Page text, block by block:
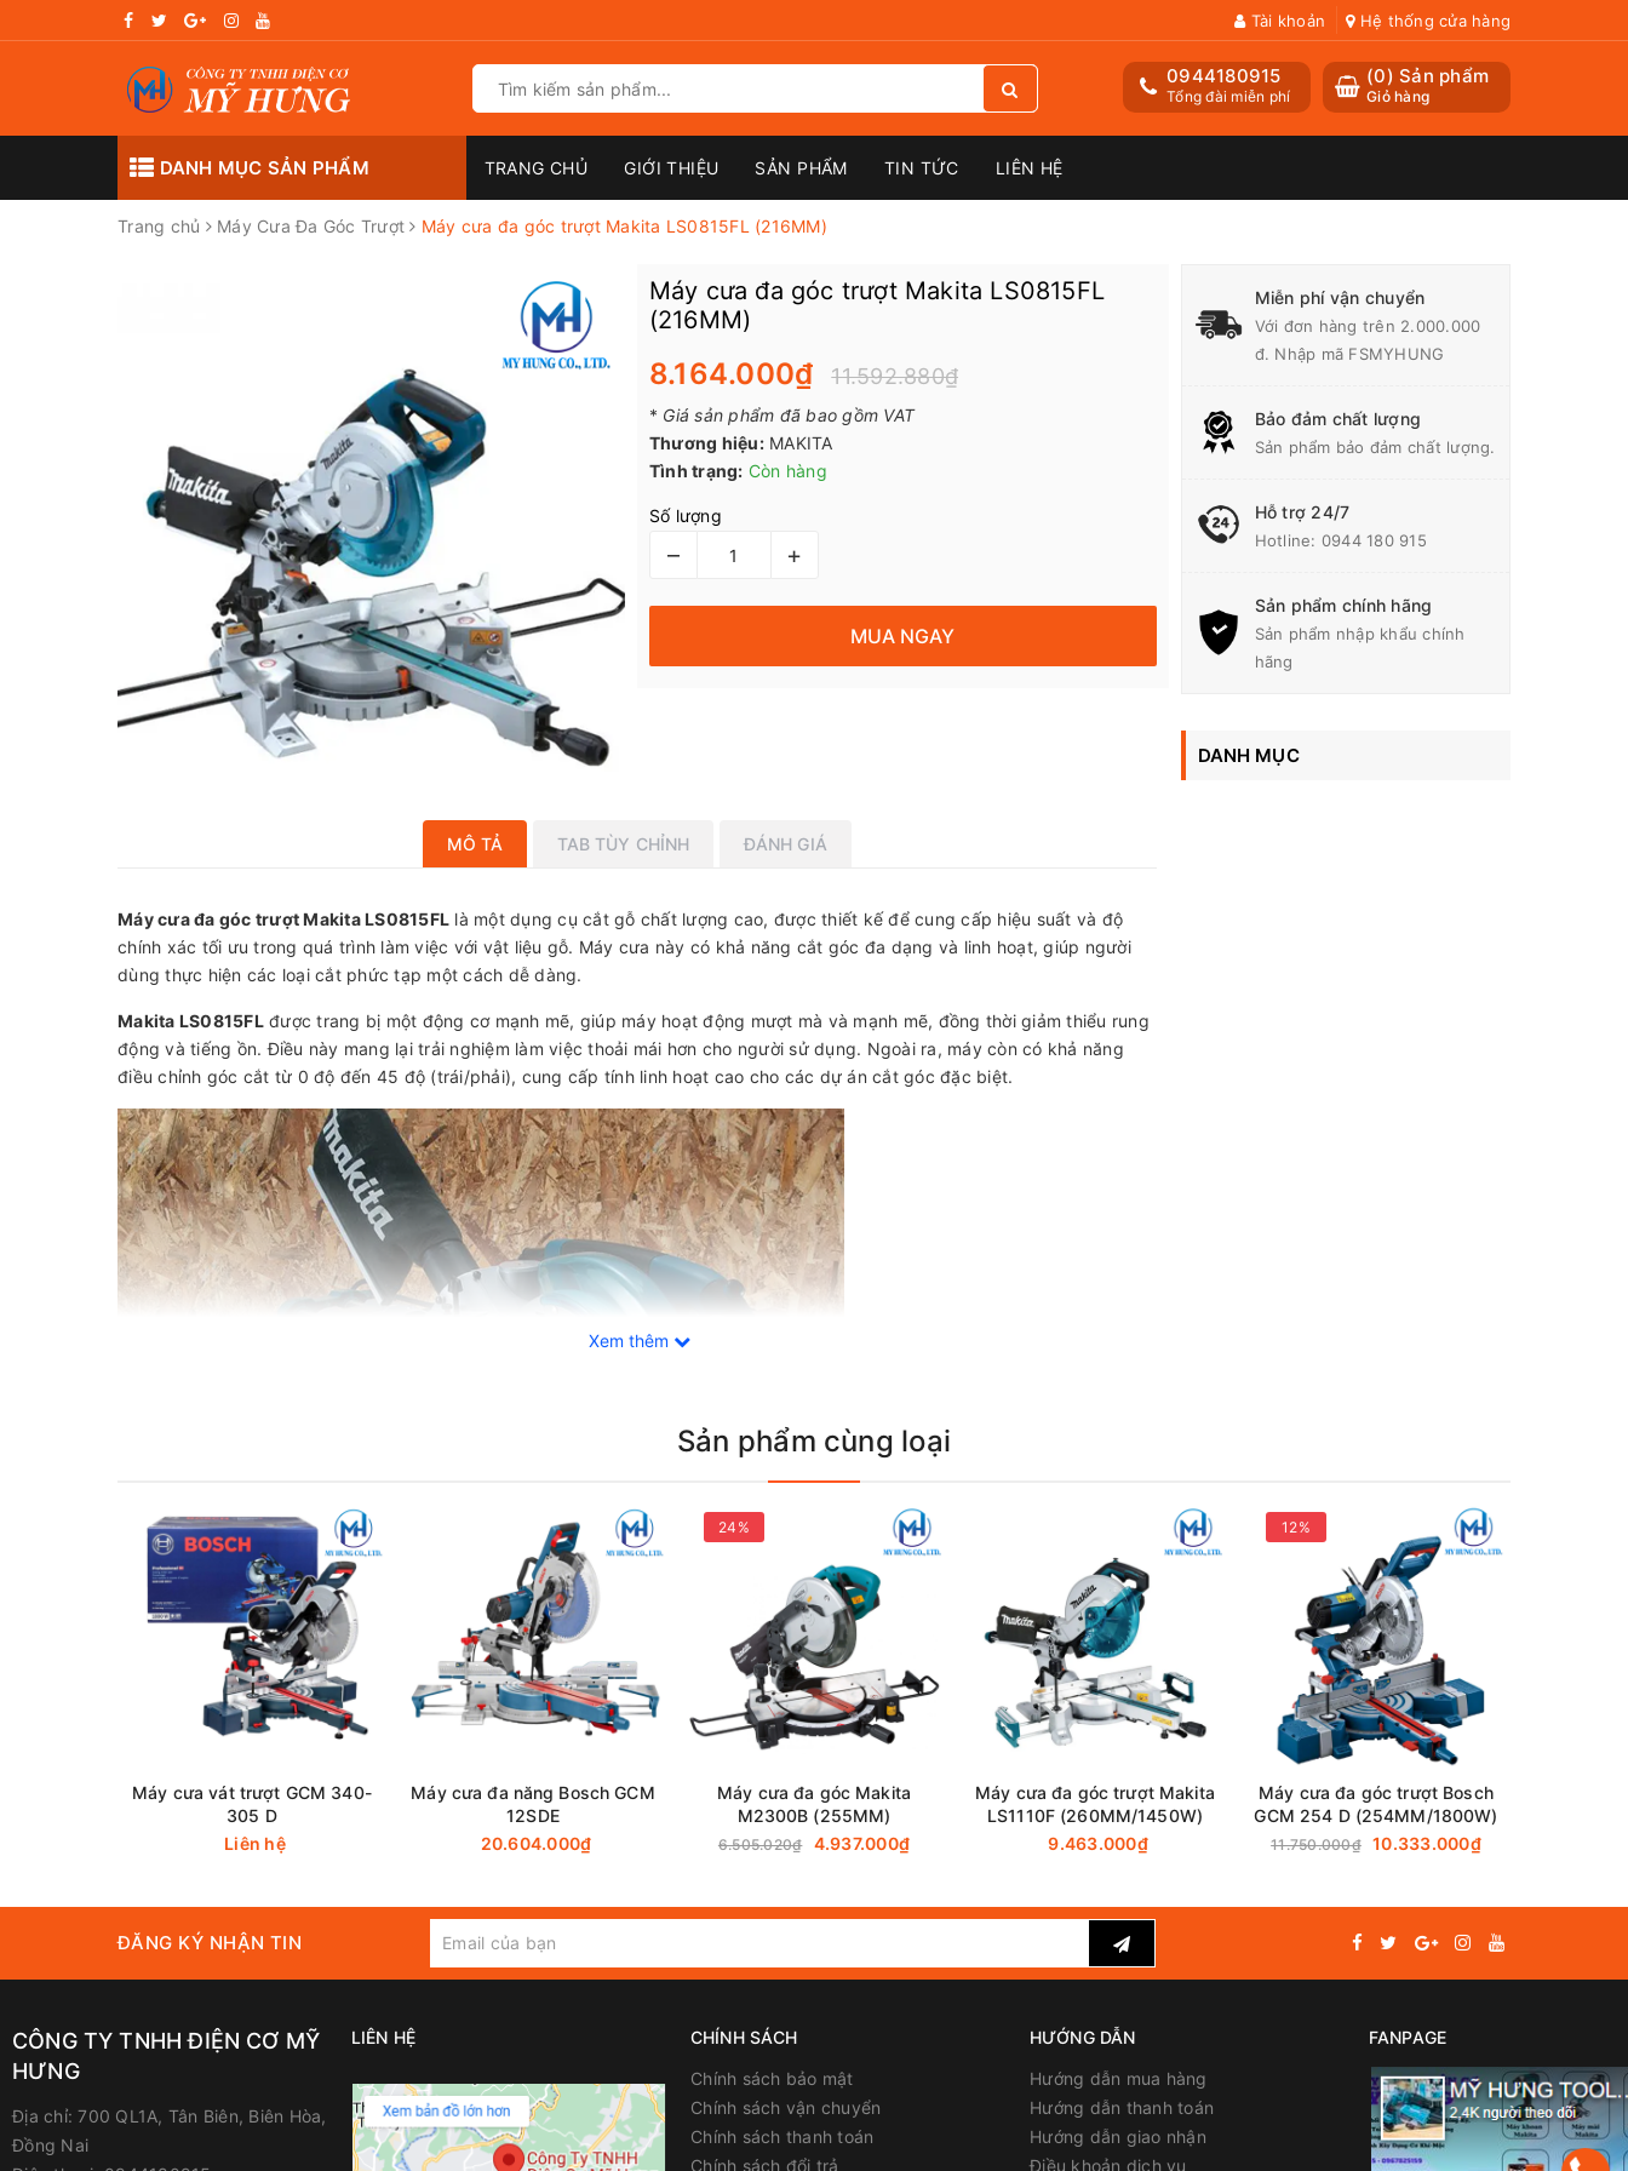
Tài khoản Hệ thống cửa hàng
(0) Sản phẩm
Giỏ hàng
0944180915
Tổng đài miễn phí
DANH MỤC SẢN PHẨM TRANG CHỦ GIỚI THIỆU SẢN PHẨM TIN TỨC LIÊN HỆ
Trang chủ Máy Cưa Đa Góc Trượt Máy cưa đa góc trượt Makita LS0815FL (216MM)
Máy cưa đa góc trượt Makita LS0815FL
(216MM)
8.164.000₫ 11.592.880₫
* Giá sản phẩm đã bao gồm VAT
Thương hiệu: MAKITA
Tình trạng: Còn hàng
Số lượng
– +
MUA NGAY
MÔ TẢ TAB TÙY CHỈNH ĐÁNH GIÁ
Máy cưa đa góc trượt Makita LS0815FL là một dụng cụ cắt gỗ chất lượng cao, được thiết kế để cung cấp hiệu suất và độ
chính xác tối ưu trong quá trình làm việc với vật liệu gỗ. Máy cưa này có khả năng cắt góc đa dạng và linh hoạt, giúp người
dùng thực hiện các loại cắt phức tạp một cách dễ dàng.
Makita LS0815FLđược trang bị một động cơ mạnh mẽ, giúp máy hoạt động mượt mà và mạnh mẽ, đồng thời giảm thiểu rung
động và tiếng ồn. Điều này mang lại trải nghiệm làm việc thoải mái hơn cho người sử dụng. Ngoài ra, máy còn có khả năng
điều chỉnh góc cắt từ 0 độ đến 45 độ (trái/phải), cung cấp tính linh hoạt cao cho các dự án cắt góc đặc biệt.
Với bàn trượt lớn, Makita LS0815FL cung cấp không gian làm việc rộng rãi và ổn định, giúp người dùng xử lý các tấm gỗ lớn
một cách dễ dàng và an toàn. Hệ thống đèn LED tích hợp giúp chiếu sáng khu vực cắt, tạo điều kiện làm việc tốt hơn, đặc
biệt là trong các điều kiện ánh sáng yếu.
Máy cũng được thiết kế với tính năng an toàn cao, bao gồm cơ chế khóa trục chính tự động và cơ chế chống trượt, giúp người
dùng an tâm khi sử dụng máy. Bộ thu gọn bụi tích hợp giúp duy trì môi trường làm việc sạch sẽ và giảm thiểu việc bảo dưỡng
máy sau mỗi lần sử dụng.
Thông số kỹ thuật
Sức Chứa ở 45°
Sức Chứa ở 90° 65mm x 305mm
1,400W
12 tháng
Xem thêm
Miễn phí vận chuyển
Với đơn hàng trên 2.000.000
đ. Nhập mã FSMYHUNG
Bảo đảm chất lượng
Sản phẩm bảo đảm chất lượng.
Hỗ trợ 24/7
Hotline: 0944 180 915
Sản phẩm chính hãng
Sản phẩm nhập khẩu chính
hãng
DANH MỤC
Sản phẩm cùng loại
Máy cưa vát trượt GCM 340-
305 D
Liên hệ
Máy cưa đa năng Bosch GCM
12SDE
20.604.000₫
24%
Máy cưa đa góc Makita
M2300B (255MM)
6.505.020₫ 4.937.000₫
Máy cưa đa góc trượt Makita
LS1110F (260MM/1450W)
9.463.000₫
12%
Máy cưa đa góc trượt Bosch
GCM 254 D (254MM/1800W)
11.750.000₫ 10.333.000₫
ĐĂNG KÝ NHẬN TIN
CÔNG TY TNHH ĐIỆN CƠ MỸ
HƯNG
Địa chỉ: 700 QL1A, Tân Biên, Biên Hòa,
Đồng Nai
LIÊN HỆ
CHÍNH SÁCH
Chính sách bảo mật
Chính sách vận chuyển
Chính sách thanh toán
Chính sách đổi trả
HƯỚNG DẪN
Hướng dẫn mua hàng
Hướng dẫn thanh toán
Hướng dẫn giao nhận
Điều khoản dịch vụ
FANPAGE